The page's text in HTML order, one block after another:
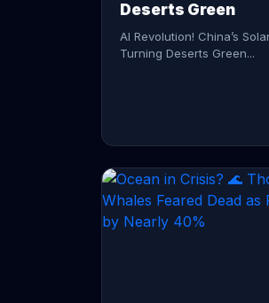
Deserts Green
AI Revolution! China’s
Turning Deserts Green...